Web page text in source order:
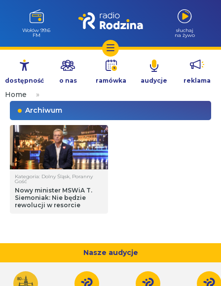
Przejdź
treści
Wołów 99.6
FM
słuchaj
na żywo
dostępność o nas ramówka audycje reklama
Home
»
Archiwum
Kategoria: Dolny Śląsk, Poranny
Gość
Nowy minister MSWiA T.
Siemoniak: Nie będzie
rewolucji w resorcie
Nasze audycje